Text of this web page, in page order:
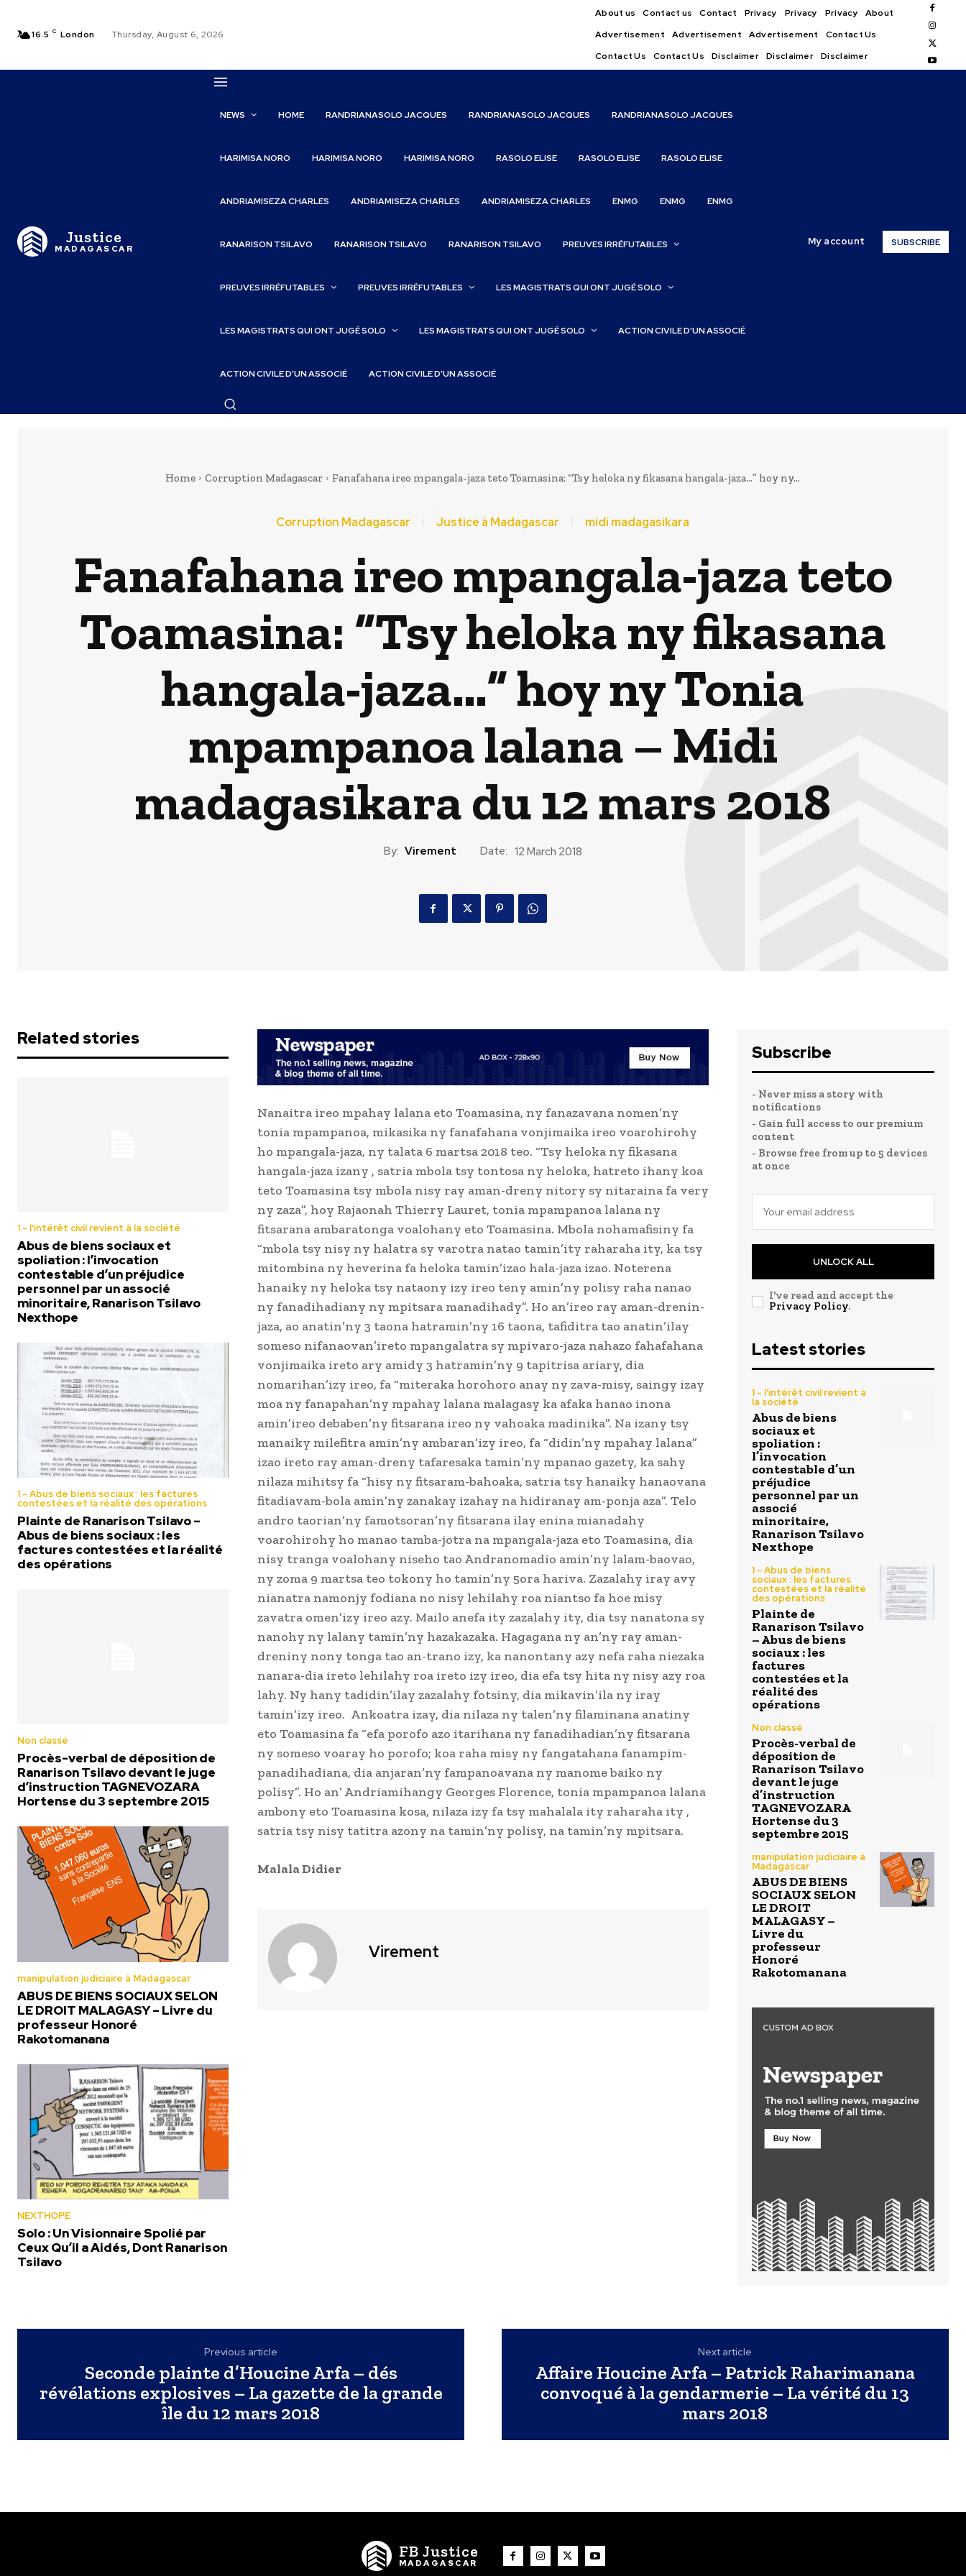
16.5 C London Thursday, August 6, 2026
About us Contact us Contact Privacy Privacy Privacy
About
Advertisement
Advertisement Advertisement
Contact Us
Contact Us
Contact Us Disclaimer Disclaimer Disclaimer
Justice
MADAGASCAR
NEWS HOME RANDRIANASOLO JACQUES RANDRIANASOLO JACQUES RANDRIANASOLO JACQUES
HARIMISA NORO HARIMISA NORO HARIMISA NORO RASOLO ELISE RASOLO ELISE RASOLO ELISE
ANDRIAMISEZA CHARLES ANDRIAMISEZA CHARLES ANDRIAMISEZA CHARLES ENMG ENMG ENMG
RANARISON TSILAVO RANARISON TSILAVO RANARISON TSILAVO PREUVES IRRÉFUTABLES
PREUVES IRRÉFUTABLES PREUVES IRRÉFUTABLES LES MAGISTRATS QUI ONT JUGÉ SOLO
LES MAGISTRATS QUI ONT JUGÉ SOLO LES MAGISTRATS QUI ONT JUGÉ SOLO ACTION CIVILE D’UN ASSOCIÉ
ACTION CIVILE D’UN ASSOCIÉ ACTION CIVILE D’UN ASSOCIÉ
My account SUBSCRIBE
Home Corruption Madagascar Fanafahana ireo mpangala-jaza teto Toamasina: “Tsy heloka ny fikasana hangala-jaza…” hoy ny...
Corruption Madagascar Justice à Madagascar midi madagasikara
Fanafahana ireo mpangala-jaza teto
Toamasina: “Tsy heloka ny fikasana
hangala-jaza…” hoy ny Tonia
mpampanoa lalana – Midi
madagasikara du 12 mars 2018
By: Virement Date: 12 March 2018
Related stories
1 - l'intérêt civil revient à la société
Abus de biens sociaux et
spoliation : l’invocation
contestable d’un préjudice
personnel par un associé
minoritaire, Ranarison Tsilavo
Nexthope
1 - Abus de biens sociaux : les factures
contestées et la réalité des opérations
Plainte de Ranarison Tsilavo –
Abus de biens sociaux : les
factures contestées et la réalité
des opérations
Non classé
Procès-verbal de déposition de
Ranarison Tsilavo devant le juge
d’instruction TAGNEVOZARA
Hortense du 3 septembre 2015
manipulation judiciaire à Madagascar
ABUS DE BIENS SOCIAUX SELON
LE DROIT MALAGASY – Livre du
professeur Honoré
Rakotomanana
NEXTHOPE
Solo : Un Visionnaire Spolié par
Ceux Qu’il a Aidés, Dont Ranarison
Tsilavo
Nanaitra ireo mpahay lalana eto Toamasina, ny fanazavana nomen’ny
tonia mpampanoa, mikasika ny fanafahana vonjimaika ireo voarohirohy
ho mpangala-jaza, ny talata 6 martsa 2018 teo. “Tsy heloka ny fikasana
hangala-jaza izany , satria mbola tsy tontosa ny heloka, hatreto ihany koa
teto Toamasina tsy mbola nisy ray aman-dreny nitory sy nitaraina fa very
ny zaza”, hoy Rajaonah Thierry Lauret, tonia mpampanoa lalana ny
fitsarana ambaratonga voalohany eto Toamasina. Mbola nohamafisiny fa
“mbola tsy nisy ny halatra sy varotra natao tamin’ity raharaha ity, ka tsy
mitombina ny heverina fa heloka tamin’izao hala-jaza izao. Noterena
hanaiky ny heloka tsy nataony izy ireo teny amin’ny polisy raha nanao
ny fanadihadiany ny mpitsara manadihady”. Ho an’ireo ray aman-drenin-
jaza, ao anatin’ny 3 taona hatramin’ny 16 taona, tafiditra tao anatin’ilay
someso nifanaovan’ireto mpangalatra sy mpivaro-jaza nahazo fahafahana
vonjimaika ireto ary amidy 3 hatramin’ny 9 tapitrisa ariary, dia
nomarihan’izy ireo, fa “miteraka horohoro anay ny zava-misy, saingy izay
moa ny fanapahan’ny mpahay lalana malagasy ka afaka hanao inona
amin’ireo debaben’ny fitsarana ireo ny vahoaka madinika”. Na izany tsy
manaiky milefitra amin’ny ambaran’izy ireo, fa “didin’ny mpahay lalana”
izao ireto ray aman-dreny tafaresaka tamin’ny mpanao gazety, ka sahy
nilaza mihitsy fa “hisy ny fitsaram-bahoaka, satria tsy hanaiky hanaovana
fitadiavam-bola amin’ny zanakay izahay na hidiranay am-ponja aza”. Telo
andro taorian’ny famotsoran’ny fitsarana ilay enina mianadahy
voarohirohy ho manao tamba-jotra na mpangala-jaza eto Toamasina, dia
nisy tranga voalohany niseho tao Andranomadio amin’ny lalam-baovao,
ny zoma 9 martsa teo tokony ho tamin’ny 5ora hariva. Zazalahy iray avy
nianatra namonjy fodiana no nisy lehilahy roa niantso fa hoe misy
zavatra omen’izy ireo azy. Mailo anefa ity zazalahy ity, dia tsy nanatona sy
nanohy ny lalany tamin’ny hazakazaka. Hagagana ny an’ny ray aman-
dreniny nony tonga tao an-trano izy, ka nanontany azy nefa raha niezaka
nanara-dia ireto lehilahy roa ireto izy ireo, dia efa tsy hita ny nisy azy roa
lahy. Ny hany tadidin’ilay zazalahy fotsiny, dia mikavin’ila ny iray
tamin’izy ireo. Ankoatra izay, dia nilaza ny talen’ny filaminana anatiny
eto Toamasina fa “efa porofo azo itarihana ny fanadihadian’ny fitsarana
ny someso voaray ho porofo; koa raha misy ny fangatahana fanampim-
panadihadiana, dia anjaran’ny fampanoavana ny manome baiko ny
polisy”. Ho an’ Andriamihangy Georges Florence, tonia mpampanoa lalana
ambony eto Toamasina kosa, nilaza izy fa tsy mahalala ity raharaha ity ,
satria tsy nisy tatitra azony na tamin’ny polisy, na tamin’ny mpitsara.
Malala Didier
Virement
Subscribe
- Never miss a story with
notifications
- Gain full access to our premium
content
- Browse free from up to 5 devices
at once
UNLOCK ALL
I've read and accept the
Privacy Policy.
Latest stories
1 - l'intérêt civil revient à
la société
Abus de biens
sociaux et
spoliation :
l’invocation
contestable d’un
préjudice
personnel par un
associé
minoritaire,
Ranarison Tsilavo
Nexthope
1 - Abus de biens
sociaux : les factures
contestées et la réalité
des opérations
Plainte de
Ranarison Tsilavo
– Abus de biens
sociaux : les
factures
contestées et la
réalité des
opérations
Non classé
Procès-verbal de
déposition de
Ranarison Tsilavo
devant le juge
d’instruction
TAGNEVOZARA
Hortense du 3
septembre 2015
manipulation judiciaire à
Madagascar
ABUS DE BIENS
SOCIAUX SELON
LE DROIT
MALAGASY –
Livre du
professeur
Honoré
Rakotomanana
Previous article
Seconde plainte d’Houcine Arfa – dés
révélations explosives – La gazette de la grande
île du 12 mars 2018
Next article
Affaire Houcine Arfa – Patrick Raharimanana
convoqué à la gendarmerie – La vérité du 13
mars 2018
FB Justice
MADAGASCAR